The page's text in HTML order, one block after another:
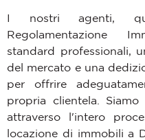
I nostri agenti,
Regolamentazione
standard professionali,
del mercato e una
per offrire
propria clientela.
attraverso l'intero
locazione di immobili a